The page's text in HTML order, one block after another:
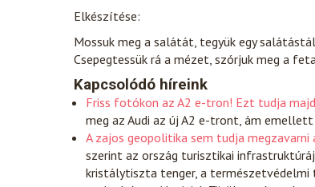
Elkészítése:
Mossuk meg a salátát, tegyük egy
Csepegtessük rá a mézet, szórjuk meg a
Kapcsolódó híreink
Friss fotókon az A2 e-tron! Ezt tudja
meg az Audi az új A2 e-tront, ám
A zajos geopolitika sem tudja
szerint az ország turisztikai
kristálytiszta tenger, a